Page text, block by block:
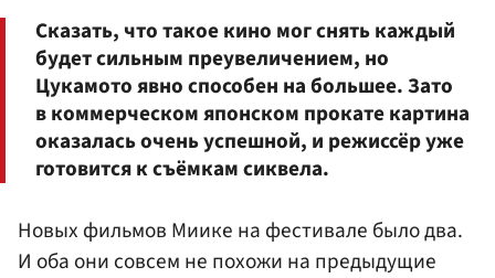
Сказать, что такое кино мог снять каждый
будет сильным преувеличением, но
Цукамото явно способен на большее. Зато
в коммерческом японском прокате картина
оказалась очень успешной, и режиссёр уже
готовится к съёмкам сиквела.
Новых фильмов Миике на фестивале было два.
И оба они совсем не похожи на предыдущие